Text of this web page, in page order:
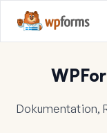
Dokumentation,